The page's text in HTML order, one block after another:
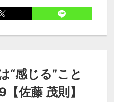
ューマンインテリジェンス
“感じる”こと
佐藤 茂則】